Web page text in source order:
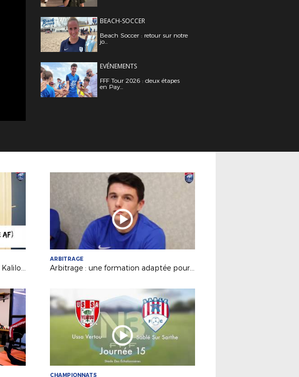
BEACH-SOCCER
Beach Soccer : retour sur notre
jo...
EVÉNEMENTS
FFF Tour 2026 : deux étapes
en Pay...
Formation BEF : à la rencontre de Kalilou Camara (Saint Nazaire AF)
ARBITRAGE
Arbitrage : une formation adaptée pour nos jeunes arbitres à Laval !
CHAMPIONNATS